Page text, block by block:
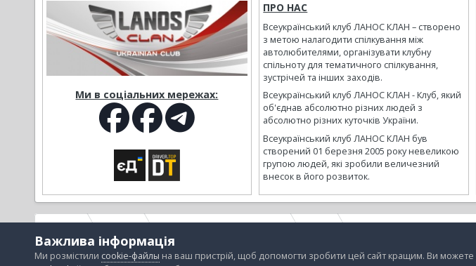
Ми в соціальних мережах:
ПРО НАС
Всеукраїнський клуб ЛАНОС КЛАН – створено
з метою налагодити спілкування між
автолюбителями, організувати клубну
спільноту для тематичного спілкування,
зустрічей та інших заходів.
Всеукраїнський клуб ЛАНОС КЛАН - Клуб, який
об'єднав абсолютно різних людей з
абсолютно різних куточків України.
Всеукраїнський клуб ЛАНОС КЛАН був
створений 01 березня 2005 року невеликою
групою людей, які зробили величезний
внесок в його розвиток.
Важлива інформація
Ми розмістили cookie-файлы на ваш пристрій, щоб допомогти зробити цей сайт кращим. Ви можете